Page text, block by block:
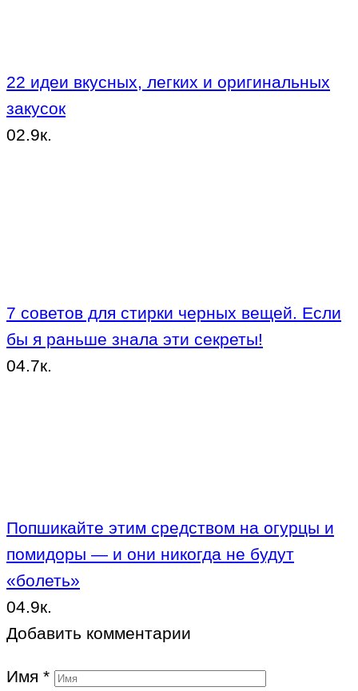
22 идеи вкусных, легких и оригинальных
закусок
02.9к.
7 советов для стирки черных вещей. Если
бы я раньше знала эти секреты!
04.7к.
Попшикайте этим средством на огурцы и
помидоры — и они никогда не будут
«болеть»
04.9к.
Добавить комментарии
Имя *